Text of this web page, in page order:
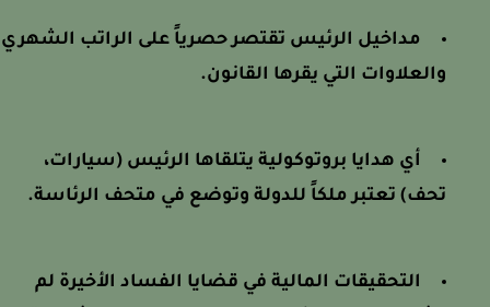
مداخيل الرئيس تقتصر حصرياً على الراتب الشهري
والعلاوات التي يقرها القانون.
أي هدايا بروتوكولية يتلقاها الرئيس (سيارات،
تحف) تعتبر ملكاً للدولة وتوضع في متحف الرئاسة.
التحقيقات المالية في قضايا الفساد الأخيرة لم